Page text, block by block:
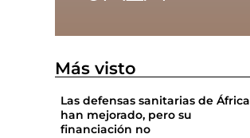
Más visto
Las defensas sanitarias de África
han mejorado, pero su
financiación no